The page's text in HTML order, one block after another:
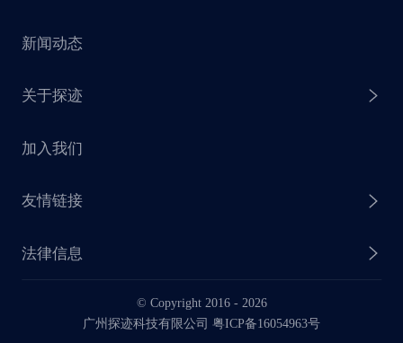
探迹 AI 触达
探迹 AI CRM
赋能计划
销售干货
探迹大数据研究院
新闻动态
关于探迹
企业介绍
联系我们
业务动态
加入我们
友情链接
法律信息
法律声明
© Copyright 2016 - 2026
广州探迹科技有限公司 粤ICP备16054963号